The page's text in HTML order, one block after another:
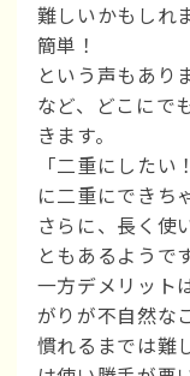
難しいかもしれ
簡単！
という声もあり
など、どこにで
きます。
「二重にした
に二重にできち
さらに、長く使
ともあるようです
一方デメリット
がりが不自然な
慣れるまでは難